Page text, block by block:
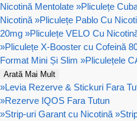
Nicotină Mentolate »Pliculețe
Nicotină »Pliculețe Pablo Cu
20mg »Pliculețe VELO Cu
»Pliculețe X-Booster cu Cofeină
Format Mini Și Slim »Pliculețele
Arată Mai Mult
»Levia Rezerve & Stickuri Fara
»Rezerve IQOS Fara Tutun
»Strip-uri Garant cu Nicotină »